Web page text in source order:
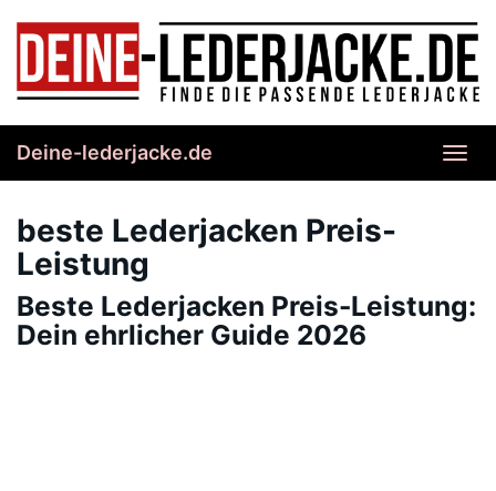
content
Deine-lederjacke.de
beste Lederjacken Preis-
Leistung
Beste Lederjacken Preis-Leistung:
Dein ehrlicher Guide 2026